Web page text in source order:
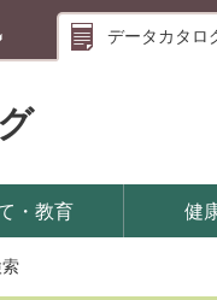
データカタロ
・教育 健